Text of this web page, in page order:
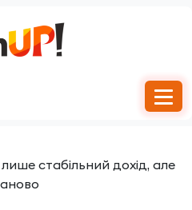
стабільний дохід, але